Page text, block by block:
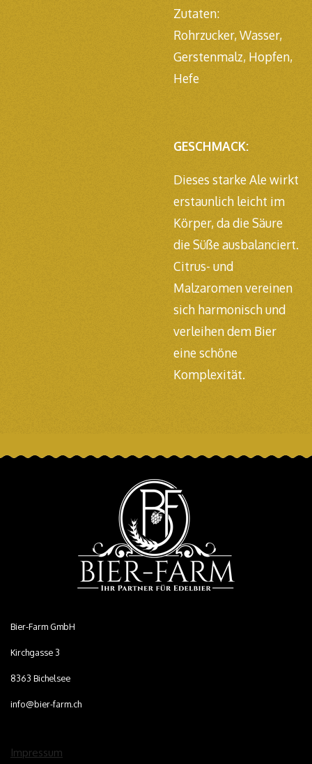
Zutaten:
Rohrzucker, Wasser,
Gerstenmalz, Hopfen,
Hefe
GESCHMACK:
Dieses starke Ale wirkt
erstaunlich leicht im
Körper, da die Säure
die Süße ausbalanciert.
Citrus- und
Malzaromen vereinen
sich harmonisch und
verleihen dem Bier
eine schöne
Komplexität.
Bier-Farm GmbH
Kirchgasse 3
8363 Bichelsee
info@bier-farm.ch
Impressum